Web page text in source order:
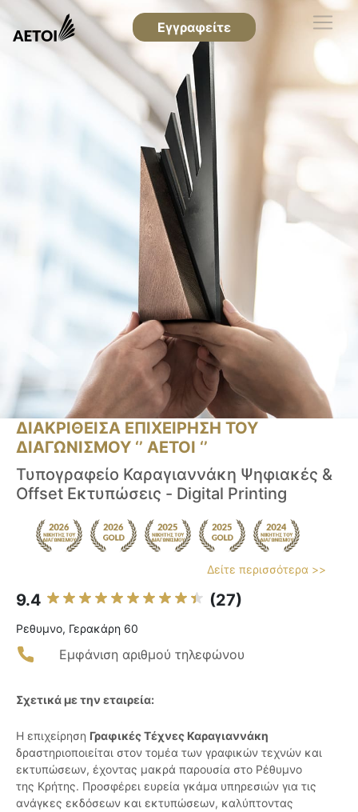
Εγγραφείτε
ΔΙΑΚΡΙΘΕΙΣΑ ΕΠΙΧΕΙΡΗΣΗ ΤΟΥ
ΔΙΑΓΩΝΙΣΜΟΥ ‘’ ΑΕΤΟΙ ‘’
Τυπογραφείο Καραγιαννάκη Ψηφιακές &
Offset Εκτυπώσεις - Digital Printing
Δείτε περισσότερα >>
9.4 (27)
Ρεθυμνο, Γερακάρη 60
Εμφάνιση αριθμού τηλεφώνου
Σχετικά με την εταιρεία:
Η επιχείρηση Γραφικές Τέχνες Καραγιαννάκη
δραστηριοποιείται στον τομέα των γραφικών τεχνών και
εκτυπώσεων, έχοντας μακρά παρουσία στο Ρέθυμνο
της Κρήτης. Προσφέρει ευρεία γκάμα υπηρεσιών για τις
ανάγκες εκδόσεων και εκτυπώσεων, καλύπτοντας